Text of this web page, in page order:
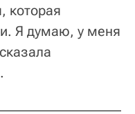
которая
Я думаю, у меня